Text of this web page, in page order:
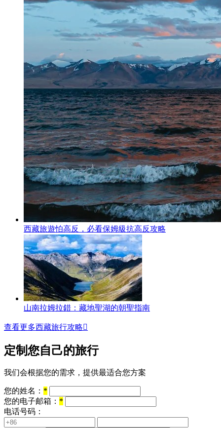
西藏旅遊怕高反，必看保姆級抗高反攻略
山南拉姆拉錯：藏地聖湖的朝聖指南
查看更多西藏旅行攻略
定制您自己的旅行
我们会根据您的需求，提供最适合您方案
您的姓名： *
您的电子邮箱： *
电话号码：